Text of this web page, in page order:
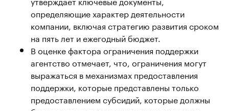
определяющие характер деятельности
компании, включая стратегию развития сроком
на пять лет и ежегодный бюджет.
В оценке фактора ограничения поддержки
агентство отмечает, что, ограничения могут
выражаться в механизмах предоставления
поддержки, которые представлены только
предоставлением субсидий, которые должны